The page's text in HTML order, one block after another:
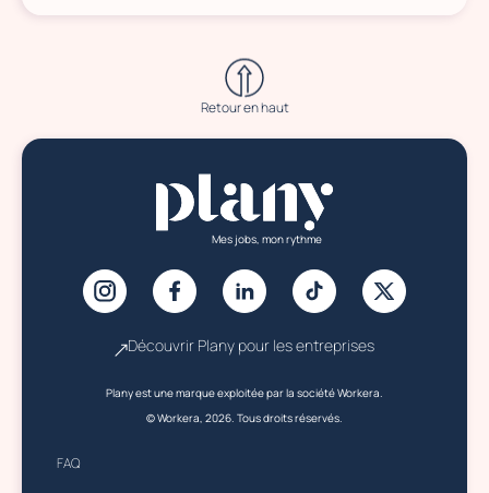
Retour en haut
Mes jobs, mon rythme
Découvrir Plany pour les entreprises
Plany est une marque exploitée par la société Workera.
© Workera, 2026. Tous droits réservés.
FAQ